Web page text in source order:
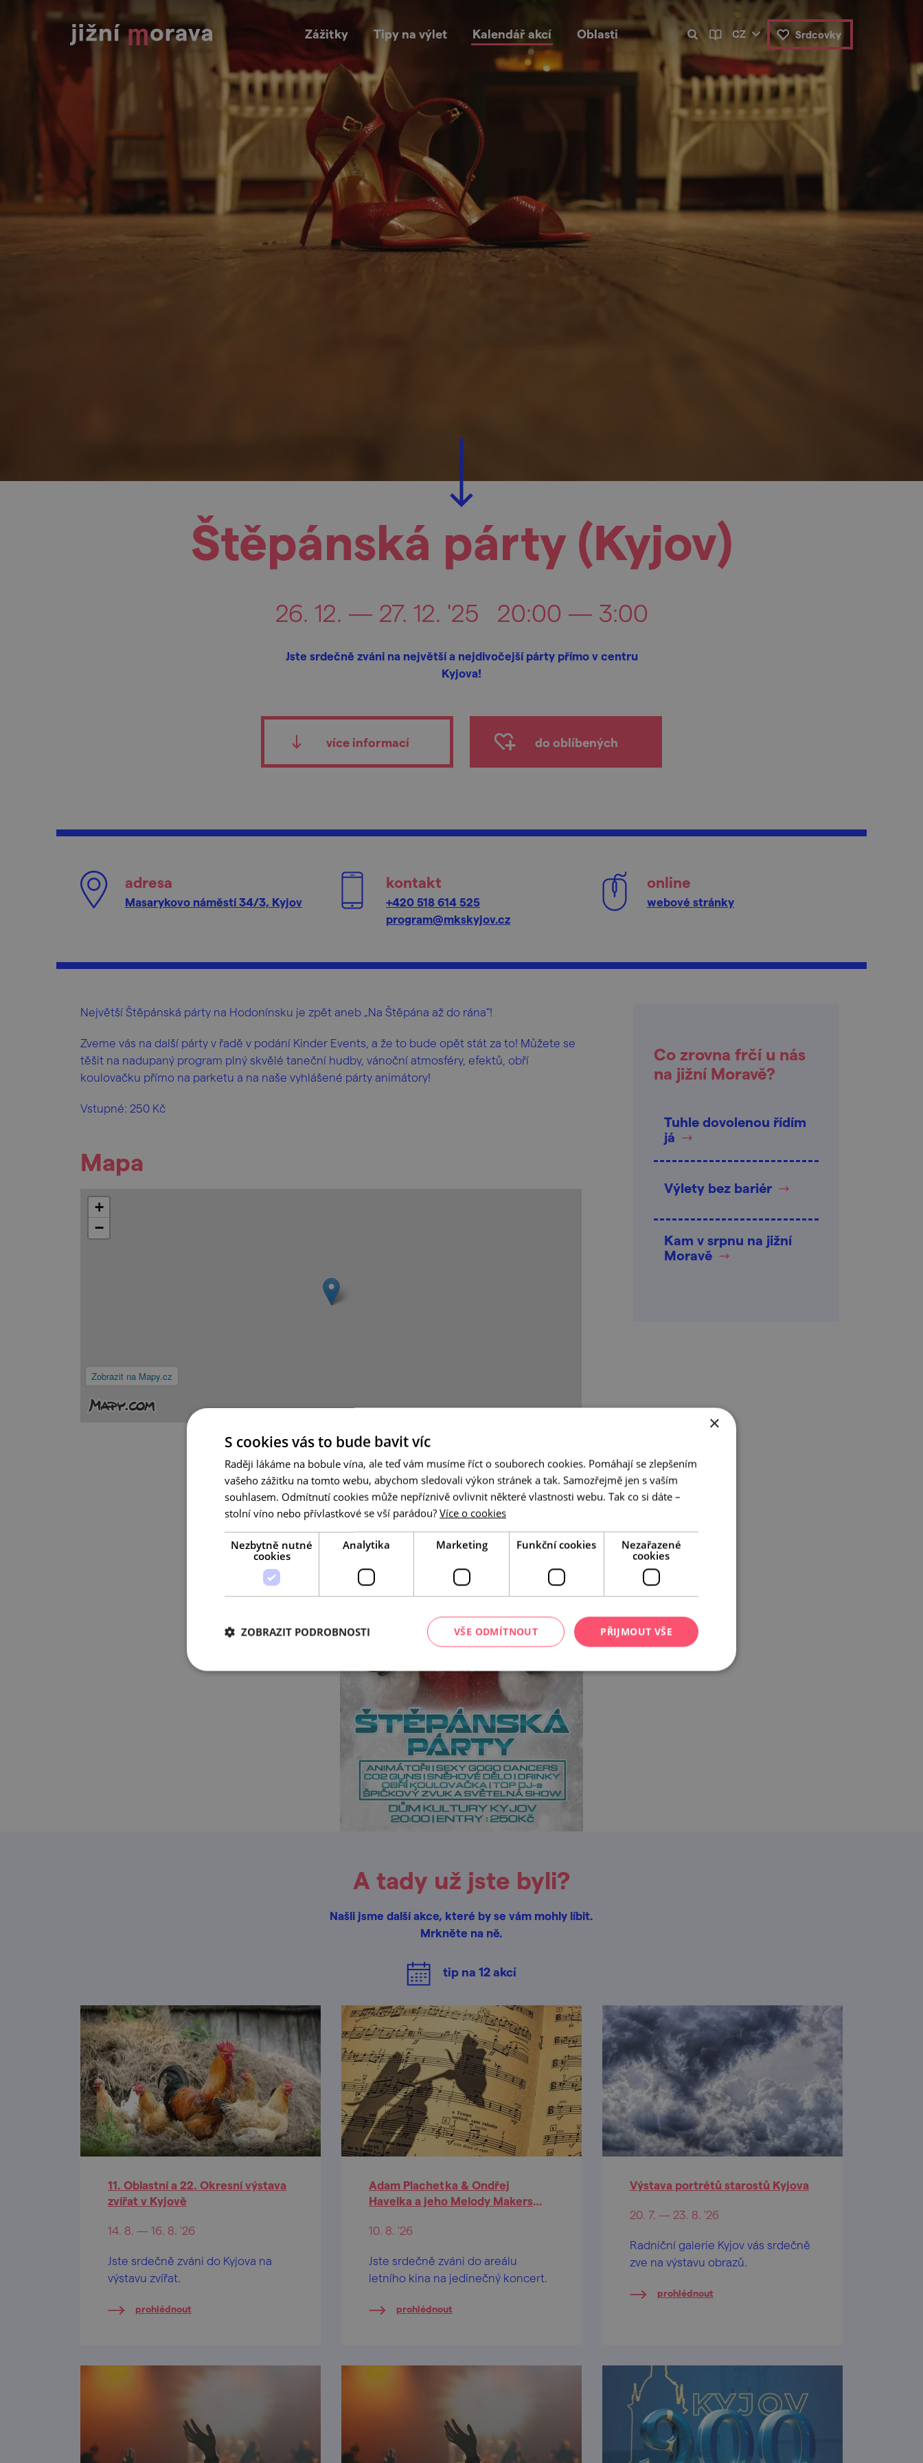
Zážitky Tipy na výlet Kalendář akcí Oblasti CZ Srdcovky
Štěpánská párty (Kyjov)
26. 12. — 27. 12. '25 20:00 — 3:00
Jste srdečně zváni na největší a nejdivočejší párty přímo v centru
Kyjova!
více informací do oblíbených
adresa
Masarykovo náměstí 34/3, Kyjov
kontakt
+420 518 614 525
program@mkskyjov.cz
online
webové stránky
Největší Štěpánská párty na Hodonínsku je zpět aneb „Na Štěpána až do rána"!
Zveme vás na další párty v řadě v podání Kinder Events, a že to bude opět stát za to! Můžete se
těšit na nadupaný program plný skvělé taneční hudby, vánoční atmosféry, efektů, obří
koulovačku přímo na parketu a na naše vyhlášené párty animátory!
Vstupné: 250 Kč
Mapa
Zobrazit na Mapy.cz
+
−
Co zrovna frčí u nás
na jižní Moravě?
Tuhle dovolenou řídím
já
Výlety bez bariér
Kam v srpnu na jižní
Moravě
A tady už jste byli?
Našli jsme další akce, které by se vám mohly líbit.
Mrkněte na ně.
tip na 12akcí
11. Oblastní a 22. Okresní výstava
zvířat v Kyjově
14. 8. — 16. 8. '26
Jste srdečně zváni do Kyjova na
výstavu zvířat.
prohlédnout
Adam Plachetka & Ondřej
Havelka a jeho Melody Makers
10. 8. '26
Jste srdečně zváni do areálu
letního kina na jedinečný koncert.
prohlédnout
Výstava portrétů starostů Kyjova
20. 7. — 23. 8. '26
Radniční galerie Kyjov vás srdečně
zve na výstavu obrazů.
prohlédnout
×
S cookies vás to bude bavit víc
Raději lákáme na bobule vína, ale teď vám musíme říct o souborech cookies. Pomáhají se zlepšením
vašeho zážitku na tomto webu, abychom sledovali výkon stránek a tak. Samozřejmě jen s vaším
souhlasem. Odmítnutí cookies může nepříznivě ovlivnit některé vlastnosti webu. Tak co si dáte –
stolní víno nebo přívlastkové se vší parádou? Více o cookies
Nezbytně nutné
cookies
Analytika Marketing Funkční cookies
Nezařazené
cookies
PŘIJMOUT VŠE
VŠE ODMÍTNOUT
ZOBRAZIT PODROBNOSTI